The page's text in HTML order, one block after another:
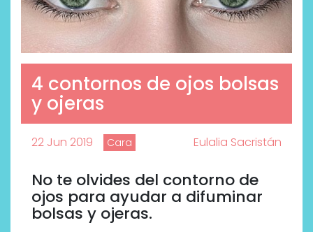
4 contornos de ojos bolsas
y ojeras
22 Jun 2019 Cara Eulalia Sacristán
No te olvides del contorno de
ojos para ayudar a difuminar
bolsas y ojeras.